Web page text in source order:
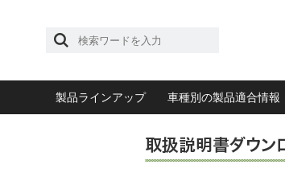
製品ラインアップ 車種別の製品適合情報